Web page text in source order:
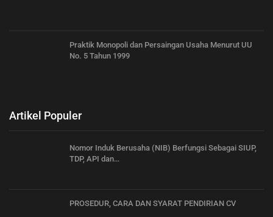
Praktik Monopoli dan Persaingan Usaha Menurut UU
No. 5 Tahun 1999
Artikel Populer
Nomor Induk Berusaha (NIB) Berfungsi Sebagai SIUP,
TDP, API dan…
PROSEDUR, CARA DAN SYARAT PENDIRIAN CV